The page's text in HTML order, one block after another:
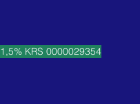
1,5% KRS 0000029354